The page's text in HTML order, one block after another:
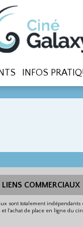
INFOS
LIENS COMMERCIAUX
sont totalement indépendants
et l'achat de place en ligne du